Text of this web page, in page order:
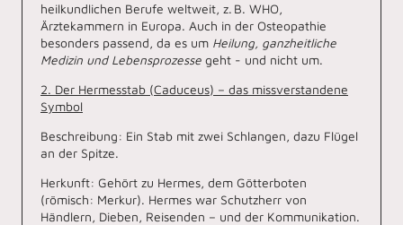
heilkundlichen Berufe weltweit, z. B. WHO,
Ärztekammern in Europa. Auch in der Osteopathie
besonders passend, da es um Heilung, ganzheitliche
Medizin und Lebensprozesse geht - und nicht um.
2. Der Hermesstab (Caduceus) – das missverstandene
Symbol
Beschreibung: Ein Stab mit zwei Schlangen, dazu Flügel
an der Spitze.
Herkunft: Gehört zu Hermes, dem Götterboten
(römisch: Merkur). Hermes war Schutzherr von
Händlern, Dieben, Reisenden – und der Kommunikation.